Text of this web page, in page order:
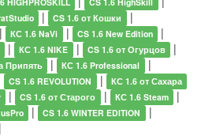
| CS 1.6 от Кошки |
| КС 1.6 NaVi | CS 1.6 New Edition |
| КС 1.6 NIKE | CS 1.6 от Огурцов |
Припять | КС 1.6 Professional |
CS 1.6 REVOLUTION | КС 1.6 от Сахара
| CS 1.6 от Старого | КС 1.6 Steam |
| CS 1.6 WINTER EDITION |
|